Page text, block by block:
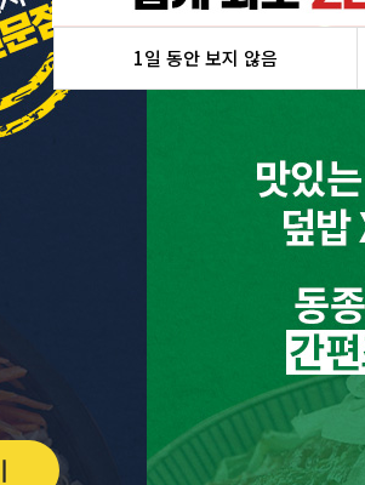
1일 동안 보지 않음